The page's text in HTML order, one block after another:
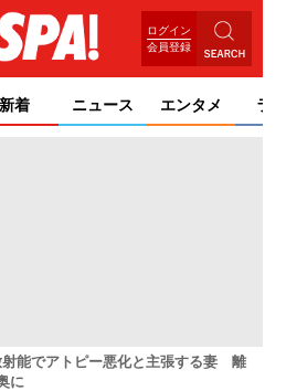
ログイン
会員登録
新着 ニュース エンタメ ライ
射能でアトピー悪化と主張する妻 離
に